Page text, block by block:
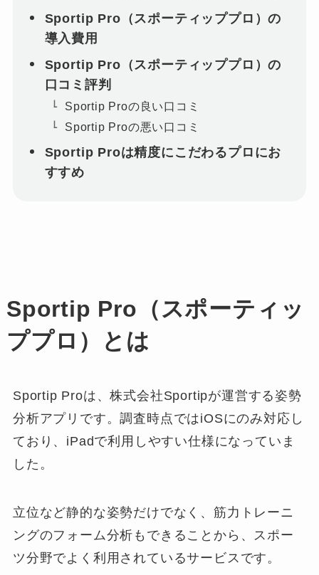
Sportip Pro（スポーティッププロ）の
導入費用
Sportip Pro（スポーティッププロ）の
口コミ評判
Sportip Proの良い口コミ
Sportip Proの悪い口コミ
Sportip Proは精度にこだわるプロにお
すすめ
Sportip Pro（スポーティッ
ププロ）とは
Sportip Proは、株式会社Sportipが運営する姿勢
分析アプリです。調査時点ではiOSにのみ対応し
ており、iPadで利用しやすい仕様になっていま
した。
立位など静的な姿勢だけでなく、筋力トレーニ
ングのフォーム分析もできることから、スポー
ツ分野でよく利用されているサービスです。